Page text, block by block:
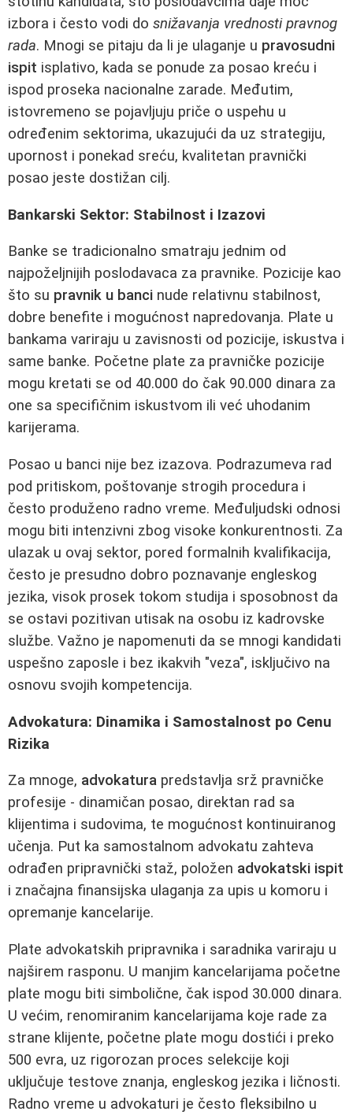
izbora i često vodi do snižavanja vrednosti pravnog
rada. Mnogi se pitaju da li je ulaganje u pravosudni
ispit isplativo, kada se ponude za posao kreću i
ispod proseka nacionalne zarade. Međutim,
istovremeno se pojavljuju priče o uspehu u
određenim sektorima, ukazujući da uz strategiju,
upornost i ponekad sreću, kvalitetan pravnički
posao jeste dostižan cilj.
Bankarski Sektor: Stabilnost i Izazovi
Banke se tradicionalno smatraju jednim od
najpoželjnijih poslodavaca za pravnike. Pozicije kao
što su pravnik u banci nude relativnu stabilnost,
dobre benefite i mogućnost napredovanja. Plate u
bankama variraju u zavisnosti od pozicije, iskustva i
same banke. Početne plate za pravničke pozicije
mogu kretati se od 40.000 do čak 90.000 dinara za
one sa specifičnim iskustvom ili već uhodanim
karijerama.
Posao u banci nije bez izazova. Podrazumeva rad
pod pritiskom, poštovanje strogih procedura i
često produženo radno vreme. Međuljudski odnosi
mogu biti intenzivni zbog visoke konkurentnosti. Za
ulazak u ovaj sektor, pored formalnih kvalifikacija,
često je presudno dobro poznavanje engleskog
jezika, visok prosek tokom studija i sposobnost da
se ostavi pozitivan utisak na osobu iz kadrovske
službe. Važno je napomenuti da se mnogi kandidati
uspešno zaposle i bez ikakvih "veza", isključivo na
osnovu svojih kompetencija.
Advokatura: Dinamika i Samostalnost po Cenu
Rizika
Za mnoge, advokatura predstavlja srž pravničke
profesije - dinamičan posao, direktan rad sa
klijentima i sudovima, te mogućnost kontinuiranog
učenja. Put ka samostalnom advokatu zahteva
odrađen pripravnički staž, položen advokatski ispit
i značajna finansijska ulaganja za upis u komoru i
opremanje kancelarije.
Plate advokatskih pripravnika i saradnika variraju u
najširem rasponu. U manjim kancelarijama početne
plate mogu biti simbolične, čak ispod 30.000 dinara.
U većim, renomiranim kancelarijama koje rade za
strane klijente, početne plate mogu dostići i preko
500 evra, uz rigorozan proces selekcije koji
uključuje testove znanja, engleskog jezika i ličnosti.
Radno vreme u advokaturi je često fleksibilno u